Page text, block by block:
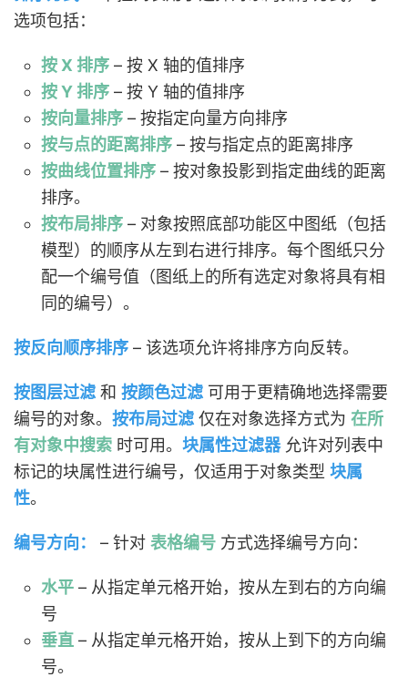
选项包括：
按 X 排序 – 按 X 轴的值排序
按 Y 排序 – 按 Y 轴的值排序
按向量排序 – 按指定向量方向排序
按与点的距离排序 – 按与指定点的距离排序
按曲线位置排序 – 按对象投影到指定曲线的距离
排序。
按布局排序 – 对象按照底部功能区中图纸（包括
模型）的顺序从左到右进行排序。每个图纸只分
配一个编号值（图纸上的所有选定对象将具有相
同的编号）。
按反向顺序排序 – 该选项允许将排序方向反转。
按图层过滤 和 按颜色过滤 可用于更精确地选择需要
编号的对象。 按布局过滤 仅在对象选择方式为 在所
有对象中搜索 时可用。 块属性过滤器允许对列表中
标记的块属性进行编号，仅适用于对象类型 块属
性。
编号方向： – 针对 表格编号 方式选择编号方向：
水平 – 从指定单元格开始，按从左到右的方向编
号
垂直 – 从指定单元格开始，按从上到下的方向编
号。